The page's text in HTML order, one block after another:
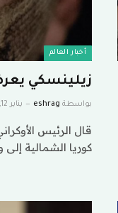
أخبار العالم
زيلينسكي
بواسطة eshrag يناير 12, 2025
قال الرئيس
كوريا الشمالية